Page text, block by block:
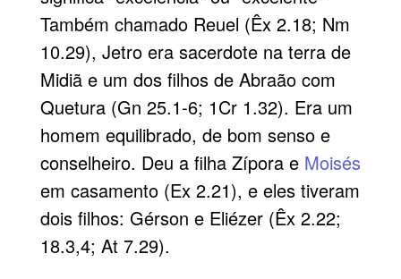
Também chamado Reuel (Êx 2.18; Nm
10.29), Jetro era sacerdote na terra de
Midiã e um dos filhos de Abraão com
Quetura (Gn 25.1-6; 1Cr 1.32). Era um
homem equilibrado, de bom senso e
conselheiro. Deu a filha Zípora e Moisés
em casamento (Ex 2.21), e eles tiveram
dois filhos: Gérson e Eliézer (Êx 2.22;
18.3,4; At 7.29).